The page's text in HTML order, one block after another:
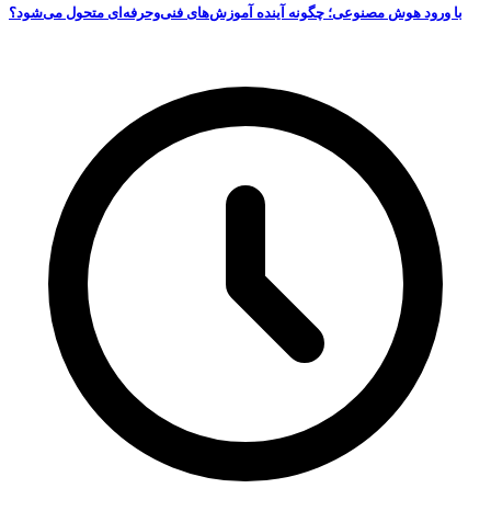
با ورود هوش مصنوعی؛ چگونه آینده آموزش‌های فنی‌وحرفه‌ای متحول می‌شود؟